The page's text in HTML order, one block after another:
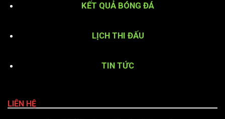
KẾT QUẢ BÓNG ĐÁ
LỊCH THI ĐẤU
TIN TỨC
LIÊN HỆ